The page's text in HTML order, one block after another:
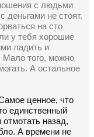
с людьми
деньгами не стоят.
на сто
у тебя хорошие
ладить и
Мало того, можно
А остальное
ценное, что
единственный
отмотать назад,
А времени не